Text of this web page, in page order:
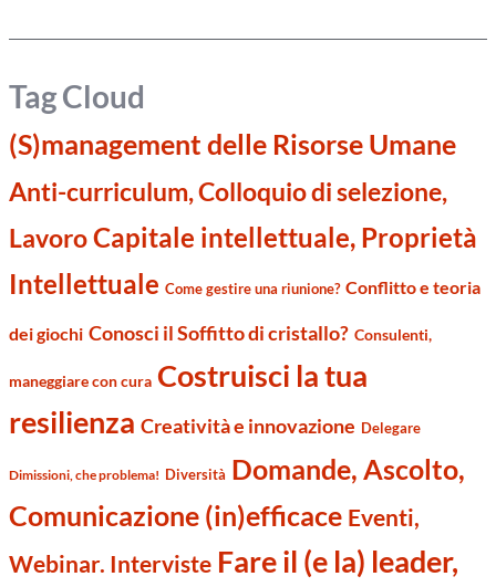
Tag Cloud
(S)management delle Risorse Umane
Anti-curriculum, Colloquio di selezione,
LavoroCapitale intellettuale, Proprietà
Intellettuale Come gestire una riunione? Conflitto e teoria
dei giochi Conosci il Soffitto di cristallo? Consulenti,
maneggiare con cura Costruisci la tua
resilienza Creatività e innovazione Delegare
Dimissioni, che problema! Diversità Domande, Ascolto,
Comunicazione (in)efficace Eventi,
Webinar. Interviste Fare il (e la) leader,